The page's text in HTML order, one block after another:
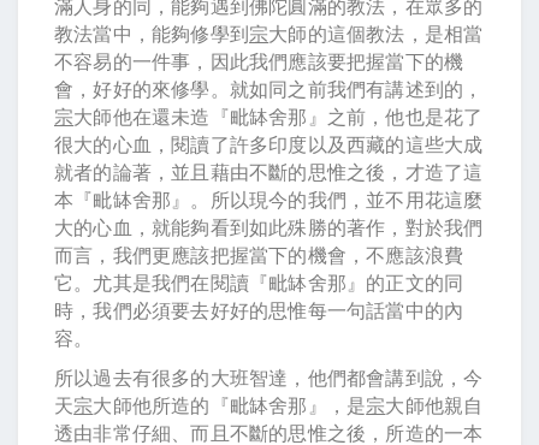
滿人身的同，能夠遇到佛陀圓滿的教法，在眾多的
教法當中，能夠修學到宗大師的這個教法，是相當
不容易的一件事，因此我們應該要把握當下的機
會，好好的來修學。就如同之前我們有講述到的，
宗大師他在還未造『毗缽舍那』之前，他也是花了
很大的心血，閱讀了許多印度以及西藏的這些大成
就者的論著，並且藉由不斷的思惟之後，才造了這
本『毗缽舍那』。所以現今的我們，並不用花這麼
大的心血，就能夠看到如此殊勝的著作，對於我們
而言，我們更應該把握當下的機會，不應該浪費
它。尤其是我們在閱讀『毗缽舍那』的正文的同
時，我們必須要去好好的思惟每一句話當中的內
容。
所以過去有很多的大班智達，他們都會講到說，今
天宗大師他所造的『毗缽舍那』，是宗大師他親自
透由非常仔細、而且不斷的思惟之後，所造的一本